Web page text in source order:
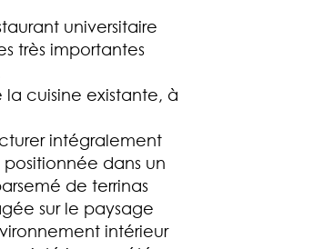
universitaire
très importantes
cuisine existante, à
intégralement
positionnée dans un
de terrinas
sur le paysage
intérieur